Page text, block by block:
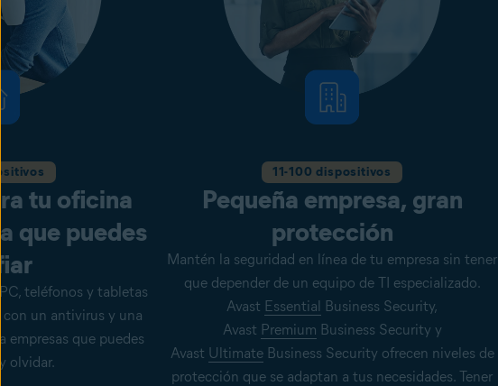
tu oficina
que puedes
teléfonos y tabletas
un antivirus y una
empresas que puedes
olvidar.
11-100 dispositivos
Pequeña empresa, gran
protección
Mantén la seguridad en línea de tu empresa sin tener
que depender de un equipo de TI especializado.
Avast Essential Business Security,
Avast Premium Business Security y
Avast UltimateBusiness Security ofrecen niveles de
protección que se adaptan a tus necesidades. Tener